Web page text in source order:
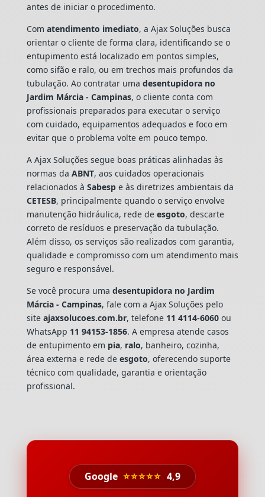
antes de iniciar o procedimento.
Com atendimento imediato, a Ajax Soluções busca
orientar o cliente de forma clara, identificando se o
entupimento está localizado em pontos simples,
como sifão e ralo, ou em trechos mais profundos da
tubulação. Ao contratar uma desentupidora no
Jardim Márcia - Campinas, o cliente conta com
profissionais preparados para executar o serviço
com cuidado, equipamentos adequados e foco em
evitar que o problema volte em pouco tempo.
A Ajax Soluções segue boas práticas alinhadas às
normas da ABNT, aos cuidados operacionais
relacionados à Sabespe às diretrizes ambientais da
CETESB, principalmente quando o serviço envolve
manutenção hidráulica, rede de esgoto, descarte
correto de resíduos e preservação da tubulação.
Além disso, os serviços são realizados com garantia,
qualidade e compromisso com um atendimento mais
seguro e responsável.
Se você procura uma desentupidora no Jardim
Márcia - Campinas, fale com a Ajax Soluções pelo
site ajaxsolucoes.com.br, telefone 11 4114-6060ou
WhatsApp 11 94153-1856. A empresa atende casos
de entupimento em pia, ralo, banheiro, cozinha,
área externa e rede de esgoto, oferecendo suporte
técnico com qualidade, garantia e orientação
profissional.
Google ⭐⭐⭐⭐⭐ 4,9